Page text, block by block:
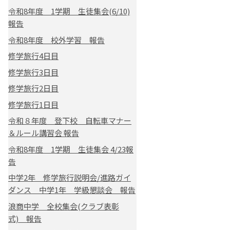
令和8年度 1学期 生徒集会(6/10)
報告
令和8年度 校外学習 報告
修学旅行4日目
修学旅行3日目
修学旅行2日目
修学旅行1日目
令和８年度 登下校 自転車マナー
＆ルール講習会 報告
令和8年度 1学期 生徒集会 4/23報
告
中学2年 修学旅行説明会/進路ガイ
ダンス 中学1年 学級懇談会 報告
浪商中学 全校集会(クラブ表彰
式) 報告